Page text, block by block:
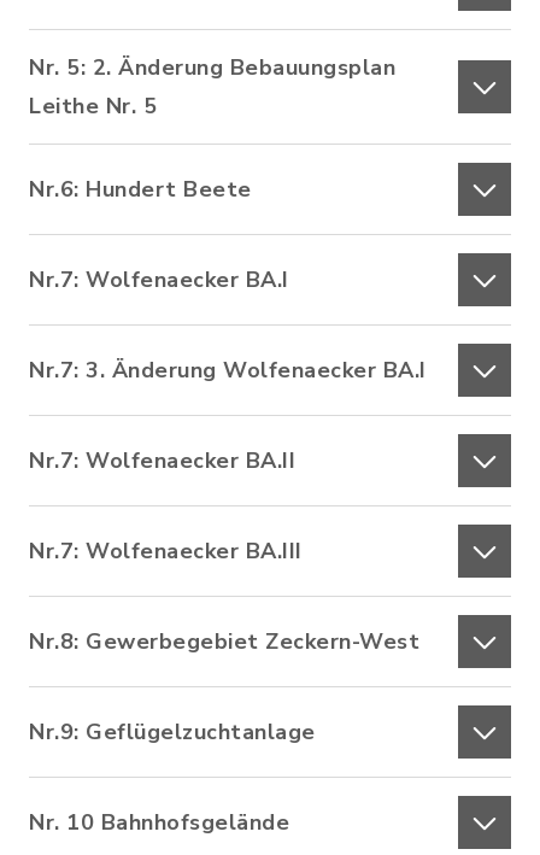
Nr. 5: 2. Änderung Bebauungsplan
Leithe Nr. 5
Nr.6: Hundert Beete
Nr.7: Wolfenaecker BA.I
Nr.7: 3. Änderung Wolfenaecker BA.I
Nr.7: Wolfenaecker BA.II
Nr.7: Wolfenaecker BA.III
Nr.8: Gewerbegebiet Zeckern-West
Nr.9: Geflügelzuchtanlage
Nr. 10 Bahnhofsgelände